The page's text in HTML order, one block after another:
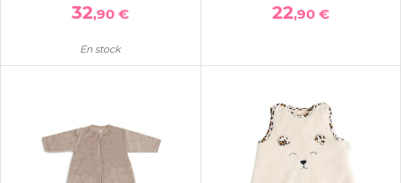
32,90 €
En stock
22,90 €